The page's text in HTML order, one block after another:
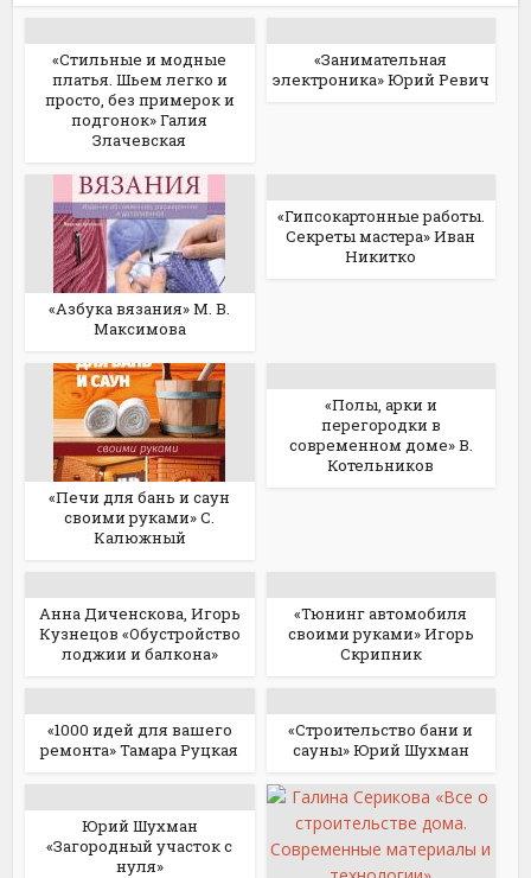
«Стильные и модные
платья. Шьем легко и
просто, без примерок и
подгонок» Галия
Злачевская
«Занимательная
электроника» Юрий Ревич
«Азбука вязания» М. В.
Максимова
«Гипсокартонные работы.
Секреты мастера» Иван
Никитко
«Печи для бань и саун
своими руками» С.
Калюжный
«Полы, арки и
перегородки в
современном доме» В.
Котельников
Анна Диченскова, Игорь
Кузнецов «Обустройство
лоджии и балкона»
«Тюнинг автомобиля
своими руками» Игорь
Скрипник
«1000 идей для вашего
ремонта» Тамара Руцкая
«Строительство бани и
сауны» Юрий Шухман
Юрий Шухман
«Загородный участок с
нуля»